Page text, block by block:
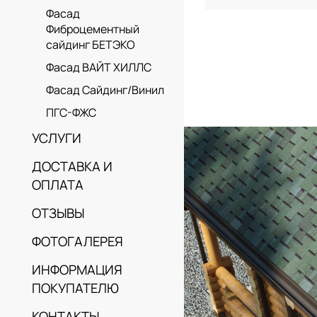
Фасад
Фиброцементный
сайдинг БЕТЭКО
Фасад ВАЙТ ХИЛЛС
Фасад Сайдинг/Винил
ПГС-ФЖС
УСЛУГИ
ДОСТАВКА И
ОПЛАТА
ОТЗЫВЫ
ФОТОГАЛЕРЕЯ
ИНФОРМАЦИЯ
ПОКУПАТЕЛЮ